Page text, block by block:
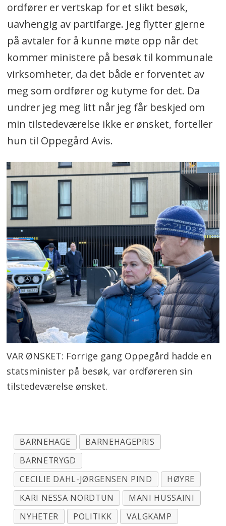
ordfører er vertskap for et slikt besøk,
uavhengig av partifarge. Jeg flytter gjerne
på avtaler for å kunne møte opp når det
kommer ministere på besøk til kommunale
virksomheter, da det både er forventet av
meg som ordfører og kutyme for det. Da
undrer jeg meg litt når jeg får beskjed om
min tilstedeværelse ikke er ønsket, forteller
hun til Oppegård Avis.
VAR ØNSKET: Forrige gang Oppegård hadde en
statsminister på besøk, var ordføreren sin
tilstedeværelse ønsket.
BARNEHAGE
BARNEHAGEPRIS
BARNETRYGD
CECILIE DAHL-JØRGENSEN PIND
HØYRE
KARI NESSA NORDTUN
MANI HUSSAINI
NYHETER
POLITIKK VALGKAMP